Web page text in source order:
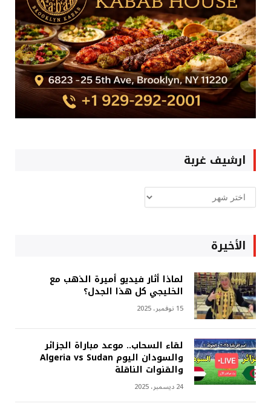
ارشيف غربة
ارشيف
غربة
الأخيرة
لماذا أثار فيديو أميرة الذهب مع
الخليجي كل هذا الجدل؟
15 نوفمبر، 2025
لقاء السحاب.. موعد مباراة الجزائر
والسودان اليوم Algeria vs Sudan
والقنوات الناقلة
24 ديسمبر، 2025